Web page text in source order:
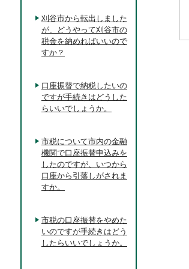
刈谷市から転出しました
が、どうやって刈谷市の
税金を納めればいいので
すか？
口座振替で納税したいの
ですが手続きはどうした
らいいでしょうか。
市税について市内の金融
機関で口座振替申込みを
したのですが、いつから
口座から引落しがされま
すか。
市税の口座振替をやめた
いのですが手続きはどう
したらいいでしょうか。